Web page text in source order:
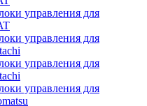
управления для
управления для
управления для
управления для